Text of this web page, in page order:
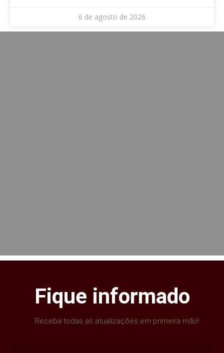
6 de agosto de 2026
Fique informado
Receba todas as atualizações em primeira mão!